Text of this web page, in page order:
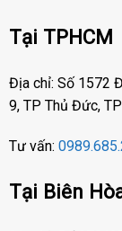
Tại TPHCM
Địa chỉ: Số 1572
9, TP Thủ Đức,
Tư vấn:
Tại Biên